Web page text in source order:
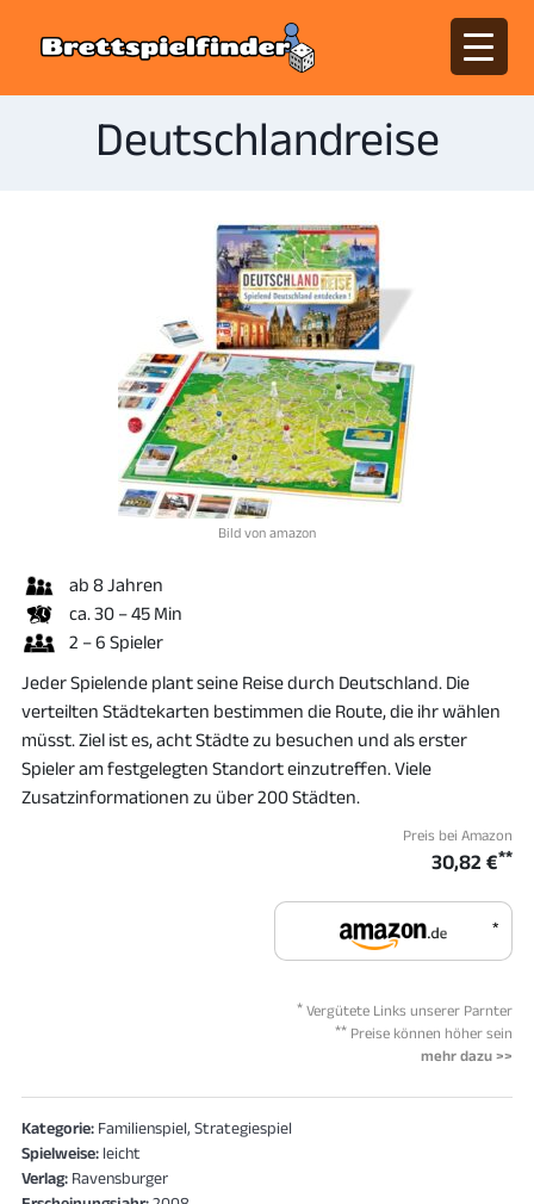
Deutschlandreise
Bild von amazon
ab 8 Jahren
ca. 30 – 45 Min
2 – 6 Spieler
Jeder Spielende plant seine Reise durch Deutschland. Die
verteilten Städtekarten bestimmen die Route, die ihr wählen
müsst. Ziel ist es, acht Städte zu besuchen und als erster
Spieler am festgelegten Standort einzutreffen. Viele
Zusatzinformationen zu über 200 Städten.
Preis bei Amazon
30,82 €**
*
* Vergütete Links unserer Parnter
** Preise können höher sein
mehr dazu >>
Kategorie: Familienspiel, Strategiespiel
Spielweise: leicht
Verlag: Ravensburger